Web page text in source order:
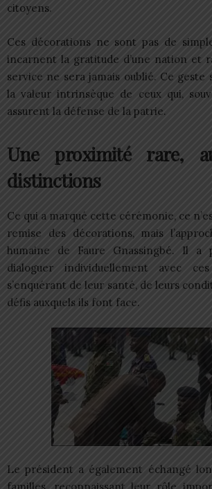
citoyens.
Ces décorations ne sont pas de
incarnent la gratitude d’une nation et
service ne sera jamais oublié. Ce
la valeur intrinsèque de ceux qui,
assurent la défense de la patrie.
Une proximité rare,
distinctions
Ce qui a marqué cette cérémonie, ce
remise des décorations, mais
humaine de Faure Gnassingbé. Il
dialoguer individuellement avec ces
s’enquérant de leur santé, de leurs
défis auxquels ils font face.
Le président a également échangé